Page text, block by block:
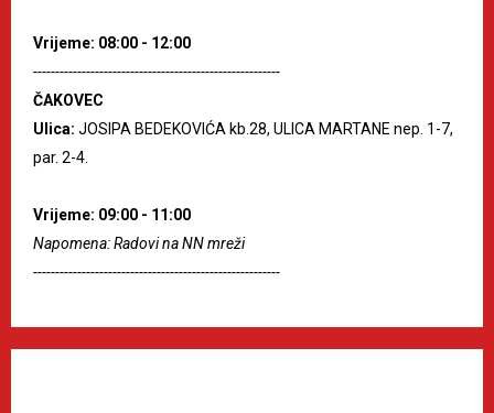
Vrijeme: 08:00 - 12:00
--------------------------------------------------------
ČAKOVEC
Ulica: JOSIPA BEDEKOVIĆA kb.28, ULICA MARTANE nep. 1-7,
par. 2-4.
Vrijeme: 09:00 - 11:00
Napomena: Radovi na NN mreži
--------------------------------------------------------